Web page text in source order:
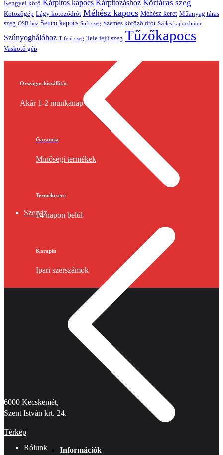
Szerviz
Rólunk
Kengyel kötő Kárpitos kapocs Kárpitozáshoz Körtáras szeg
Kötözőgép Lágy kötöződrót Méhész kapocs Méhész keret Műanyag táras
szeg OSB-hez Senco kapocs Stift szeg Szemes kötöző drót Széles kapocsbútor
Szúnyoghálóhoz T-fejű szeg Tele fejű szeg Tűzőkapocs
Vaskötő gép
Országos kiszállítás
Akár 1-2 munkanap alatt
Garancia
Minőségi termékek
Termékcsere
14 napon belül
Karapin
Ipari szerszámok
6000 Kecskemét,
Szent István krt. 24.
Térkép
Információk